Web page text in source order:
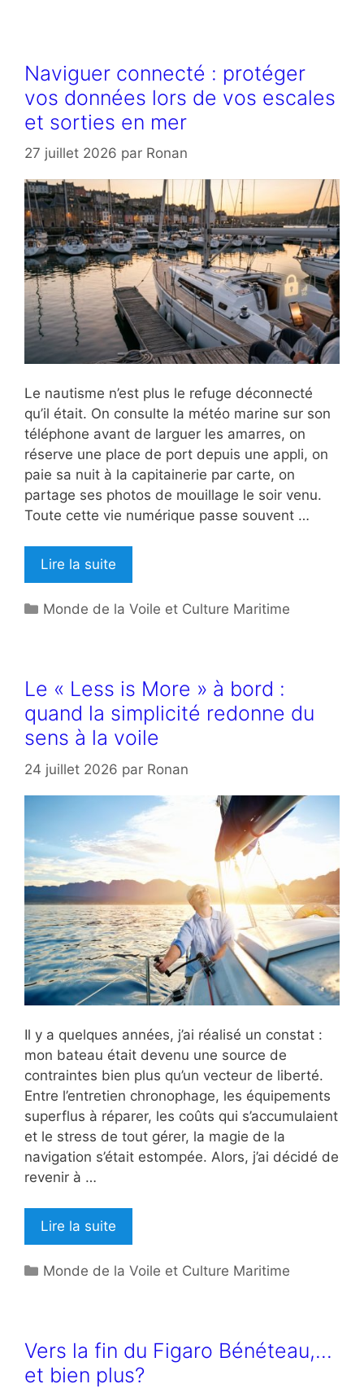
Naviguer connecté : protéger
vos données lors de vos escales
et sorties en mer
27 juillet 2026 par Ronan
Le nautisme n’est plus le refuge déconnecté
qu’il était. On consulte la météo marine sur son
téléphone avant de larguer les amarres, on
réserve une place de port depuis une appli, on
paie sa nuit à la capitainerie par carte, on
partage ses photos de mouillage le soir venu.
Toute cette vie numérique passe souvent …
Lire la suite
Catégories
Monde de la Voile et Culture Maritime
Le « Less is More » à bord :
quand la simplicité redonne du
sens à la voile
24 juillet 2026 par Ronan
Il y a quelques années, j’ai réalisé un constat :
mon bateau était devenu une source de
contraintes bien plus qu’un vecteur de liberté.
Entre l’entretien chronophage, les équipements
superflus à réparer, les coûts qui s’accumulaient
et le stress de tout gérer, la magie de la
navigation s’était estompée. Alors, j’ai décidé de
revenir à …
Lire la suite
Catégories
Monde de la Voile et Culture Maritime
Vers la fin du Figaro Bénéteau,…
et bien plus?